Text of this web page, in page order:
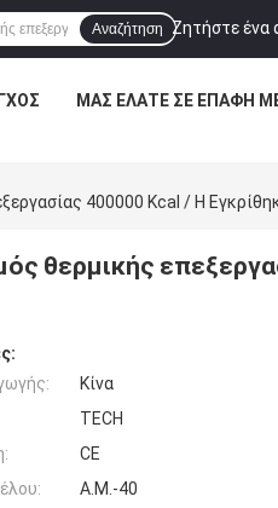
Ζητήστε ένα
Αναζήτηση
ΜΑΣ ΕΛΆΤΕ ΣΕ ΕΠΑΦΉ
400000 Kcal / H
θερμικής
Κίνα
TECH
CE
Α.Μ.-40